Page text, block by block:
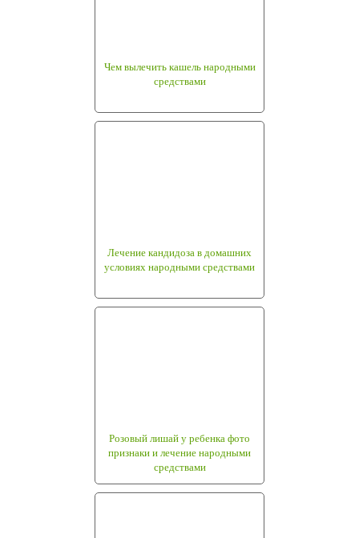
Чем вылечить кашель народными
средствами
Лечение кандидоза в домашних
условиях народными средствами
Розовый лишай у ребенка фото
признаки и лечение народными
средствами